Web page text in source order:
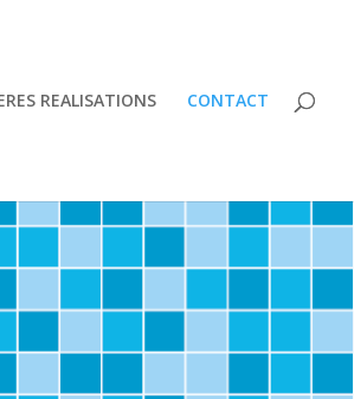
REALISATIONS CONTACT